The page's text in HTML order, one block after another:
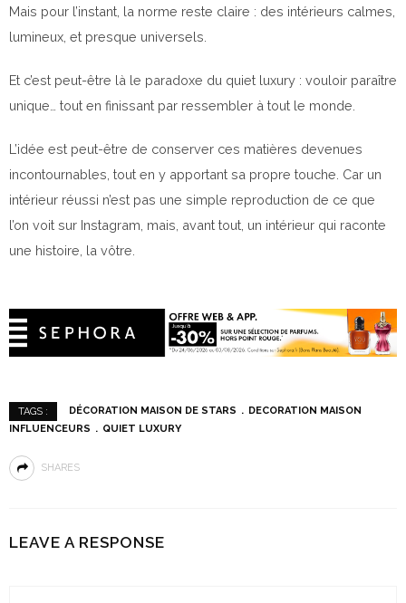
Mais pour l’instant, la norme reste claire : des intérieurs calmes,
lumineux, et presque universels.
Et c’est peut-être là le paradoxe du quiet luxury : vouloir paraître
unique… tout en finissant par ressembler à tout le monde.
L’idée est peut-être de conserver ces matières devenues
incontournables, tout en y apportant sa propre touche. Car un
intérieur réussi n’est pas une simple reproduction de ce que
l’on voit sur Instagram, mais, avant tout, un intérieur qui raconte
une histoire, la vôtre.
TAGS : DÉCORATION MAISON DE STARS
DECORATION MAISON
INFLUENCEURS
QUIET LUXURY
SHARES
LEAVE A RESPONSE